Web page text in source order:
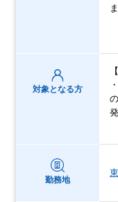
対象となる方
勤務地